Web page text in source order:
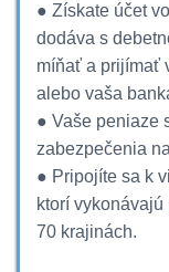
● Získate účet
dodáva s
míňať a prijímať
alebo vaša
● Vaše peniaze
zabezpečenia
● Pripojíte sa k
ktorí
70 krajinách.